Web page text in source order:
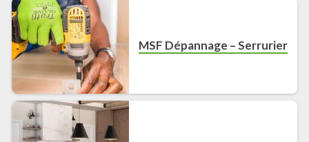
MSF Dépannage – Serrurier